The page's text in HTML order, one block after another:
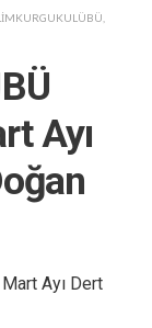
Ayı